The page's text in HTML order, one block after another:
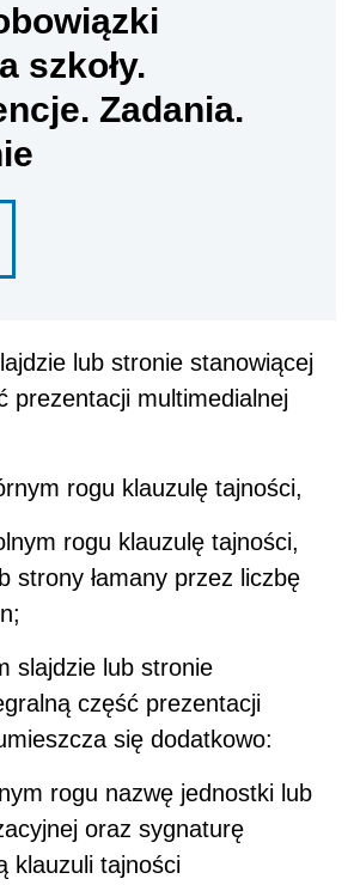
szkoły.
Zadania.
lub stronie stanowiącej
prezentacji multimedialnej
rogu klauzulę tajności,
rogu klauzulę tajności,
strony łamany przez liczbę
slajdzie lub stronie
część prezentacji
się dodatkowo:
rogu nazwę jednostki lub
oraz sygnaturę
klauzuli tajności